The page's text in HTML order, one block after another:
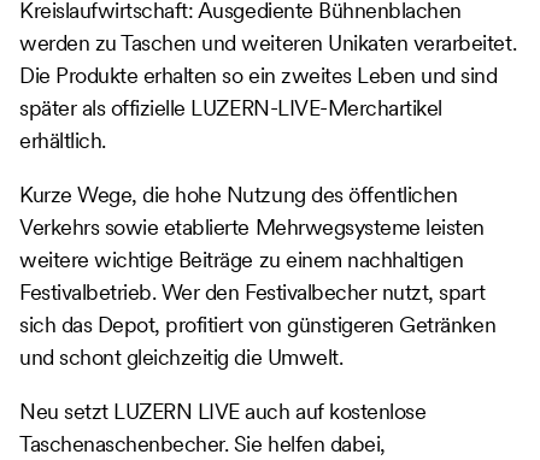
Kreislaufwirtschaft: Ausgediente Bühnenblachen
werden zu Taschen und weiteren Unikaten verarbeitet.
Die Produkte erhalten so ein zweites Leben und sind
später als offizielle LUZERN-LIVE-Merchartikel
erhältlich.
Kurze Wege, die hohe Nutzung des öffentlichen
Verkehrs sowie etablierte Mehrwegsysteme leisten
weitere wichtige Beiträge zu einem nachhaltigen
Festivalbetrieb. Wer den Festivalbecher nutzt, spart
sich das Depot, profitiert von günstigeren Getränken
und schont gleichzeitig die Umwelt.
Neu setzt LUZERN LIVE auch auf kostenlose
Taschenaschenbecher. Sie helfen dabei,